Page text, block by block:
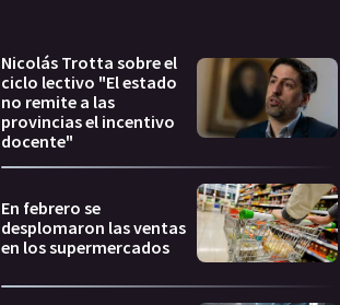
Nicolás Trotta sobre el
ciclo lectivo "El estado
no remite a las
provincias el incentivo
docente"
En febrero se
desplomaron las ventas
en los supermercados